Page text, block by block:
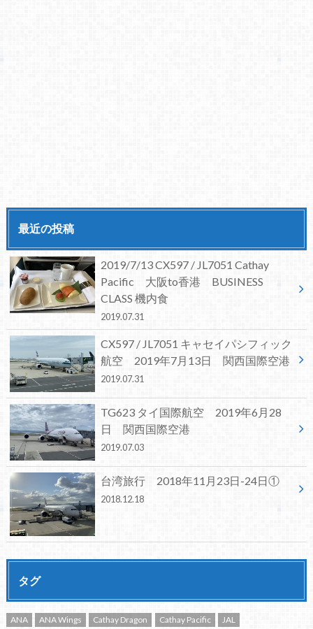
最近の投稿
2019/7/13 CX597 / JL7051 Cathay
Pacific 大阪to香港 BUSINESS
CLASS 機内食
2019.07.31
CX597 / JL7051 キャセイパシフィック
航空 2019年7月13日 関西国際空港
2019.07.31
TG623 タイ国際航空 2019年6月28
日 関西国際空港
2019.07.03
台湾旅行 2018年11月23日-24日①
2018.12.18
タグ
ANA ANA Wings Cathay Dragon Cathay Pacific JAL